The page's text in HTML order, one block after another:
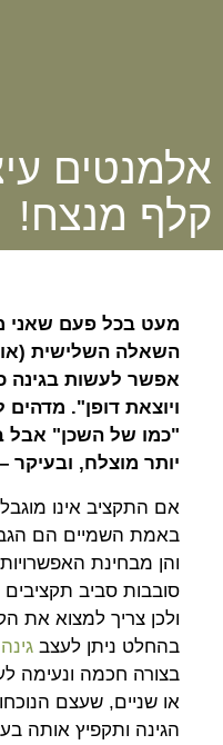
אלמנטים
קלף מנצח!
מעט בכל פעם שאני
השאלה השלישית
אפשר לעשות בגינה
ויוצאת דופן". מדהים
"כמו של השכן" אבל
יותר מוצלח, ובעיקר
אם התקציב אינו
באמת השמיים הם
והן מבחינת
סובבות סביב תקציבים
ולכן צריך למצוא את
בהחלט ניתן לעצב
בצורה חכמה ונעימה
או שניים, שעצם
הגינה ותקפיץ אותה